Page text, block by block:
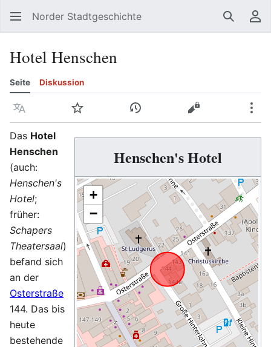
Norder Stadtgeschichte Suchen
Hotel Henschen
Seite Diskussion
Sprache Beobachten Versionsgeschichte
Quelltext
Henschen's Hotel
+
−
Das Hotel
Henschen
(auch:
Henschen's
Hotel;
früher:
Schapers
Theatersaal)
befand sich
an der
Osterstraße
144. Das bis
heute
bestehende